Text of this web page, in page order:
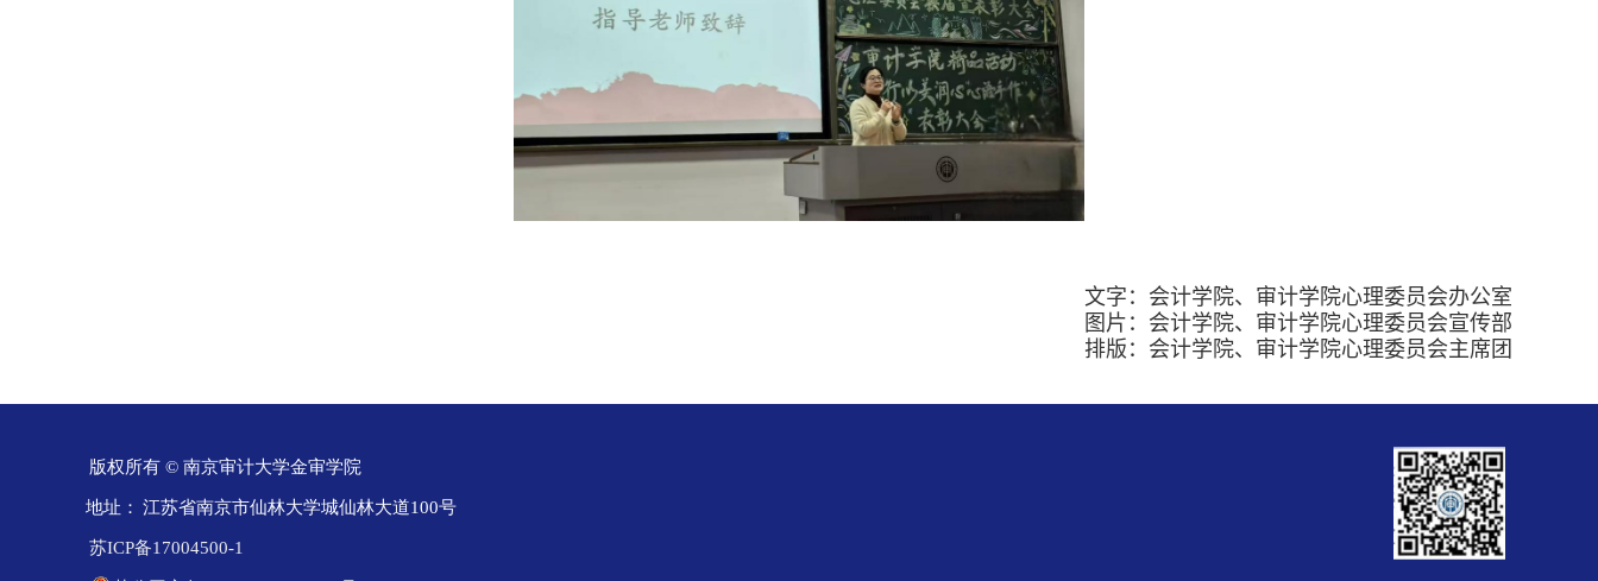
文字：会计学院、 审计学院心理委员会办公室
图片：会计学院、 审计学院心理委员会宣传部
排版：会计学院、 审计学院心理委员会主席团
版权所有 © 南京审计大学金审学院
地址： 江苏省南京市仙林大学城仙林大道100号
苏ICP备17004500-1